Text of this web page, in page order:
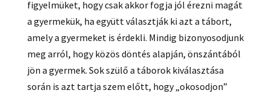
figyelmüket, hogy csak akkor fogja jól érezni magát
a gyermekük, ha együtt választják ki azt a tábort,
amely a gyermeket is érdekli. Mindig bizonyosodjunk
meg arról, hogy közös döntés alapján, önszántából
jön a gyermek. Sok szülő a táborok kiválasztása
során is azt tartja szem előtt, hogy „okosodjon”